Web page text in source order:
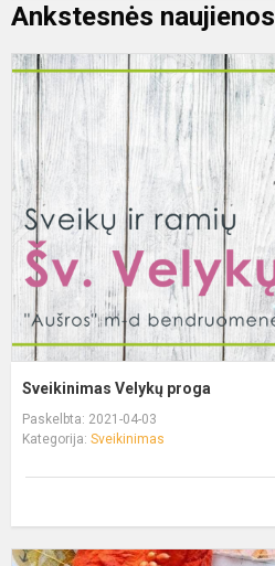
Ankstesnės naujienos
Sveikinimas Velykų proga
Paskelbta: 2021-04-03
Kategorija: Sveikinimas